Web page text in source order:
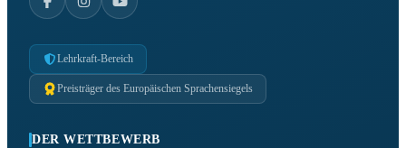
Lehrkraft-Bereich
Preisträger des Europäischen Sprachensiegels
DER WETTBEWERB